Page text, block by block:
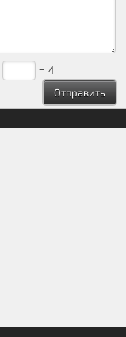
= 4